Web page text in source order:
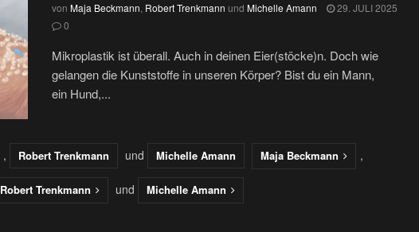
von Maja Beckmann, Robert Trenkmann und Michelle Amann
29. JULI 2025
0
Mikroplastik ist überall. Auch in deinen Eier(stöcke)n. Doch wie
gelangen die Kunststoffe in unseren Körper? Bist du ein Mann,
ein Hund,...
, Robert Trenkmann und Michelle Amann Maja Beckmann ,
Robert Trenkmann und Michelle Amann